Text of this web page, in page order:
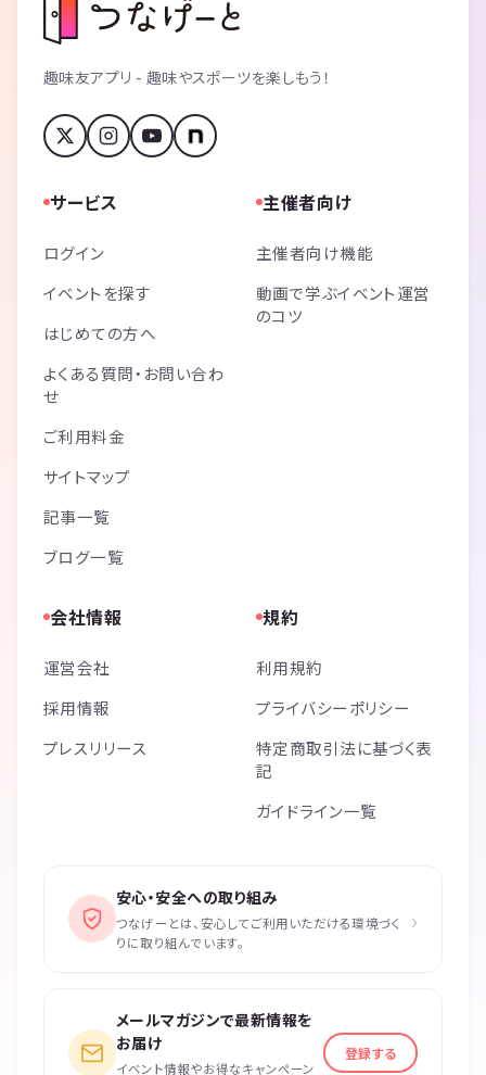
趣味友アプリ - 趣味やスポーツを楽しもう！
サービス
ログイン
イベントを探す
はじめての方へ
よくある質問・お問い合わ
せ
ご利用料金
サイトマップ
記事一覧
ブログ一覧
主催者向け
主催者向け機能
動画で学ぶイベント運営
のコツ
会社情報
運営会社
採用情報
プレスリリース
規約
利用規約
プライバシーポリシー
特定商取引法に基づく表
記
ガイドライン一覧
安心・安全への取り組み
つなげーとは、安心してご利用いただける環境づく
りに取り組んでいます。
›
メールマガジンで最新情報を
お届け
イベント情報やお得なキャンペーン
登録する